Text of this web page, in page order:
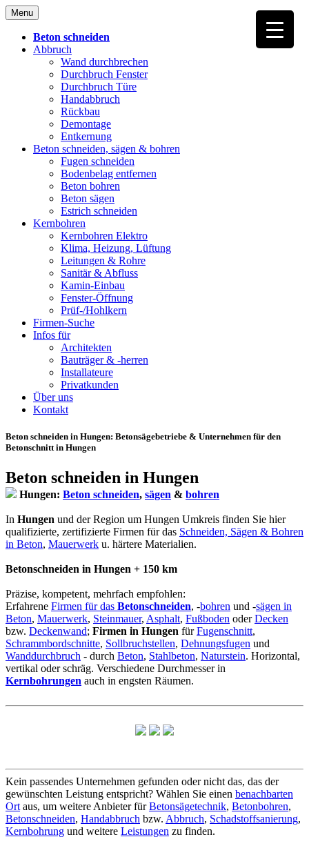
Skip
to
content
Menu
Beton schneiden
Abbruch
Wand durchbrechen
Durchbruch Fenster
Durchbruch Türe
Handabbruch
Rückbau
Demontage
Entkernung
Beton schneiden, sägen & bohren
Fugen schneiden
Bodenbelag entfernen
Beton bohren
Beton sägen
Estrich schneiden
Kernbohren
Kernbohren Elektro
Klima, Heizung, Lüftung
Leitungen & Rohre
Sanitär & Abfluss
Kamin-Einbau
Fenster-Öffnung
Prüf-/Hohlkern
Firmen-Suche
Infos für
Architekten
Bauträger & -herren
Installateure
Privatkunden
Über uns
Kontakt
Beton schneiden in Hungen: Betonsägebetriebe & Unternehmen für den
Betonschnitt in Hungen
Beton schneiden in Hungen
Hungen: Beton schneiden, sägen & bohren
In Hungen und der Region um Hungen Umkreis finden Sie hier
qualifizierte, zertifizierte Firmen für das Schneiden, Sägen & Bohren
in Beton, Mauerwerk u. härtere Materialien.
Betonschneiden in Hungen + 150 km
Präzise, kompetent, mehrfach empfohlen:
Erfahrene Firmen für das Betonschneiden, -bohren und -sägen in
Beton, Mauerwerk, Steinmauer, Asphalt, Fußboden oderDecken
bzw. Deckenwand; Firmen in Hungen fürFugenschnitt,
Schrammbordschnitte, Sollbruchstellen, Dehnungsfugen und
Wanddurchbruch - durch Beton, Stahlbeton, Naturstein. Horizontal,
vertikal oder schräg. Verschiedene Durchmesser in
Kernbohrungen auch in engsten Räumen.
Kein passendes Unternehmen gefunden oder nicht das, das der
gewünschten Leistung entspricht? Wählen Sie einen benachbarten
Ort aus, um weitere Anbieter fürBetonsägetechnik, Betonbohren,
Betonschneiden, Handabbruch bzw. Abbruch, Schadstoffsanierung,
Kernbohrung und weitere Leistungen zu finden.